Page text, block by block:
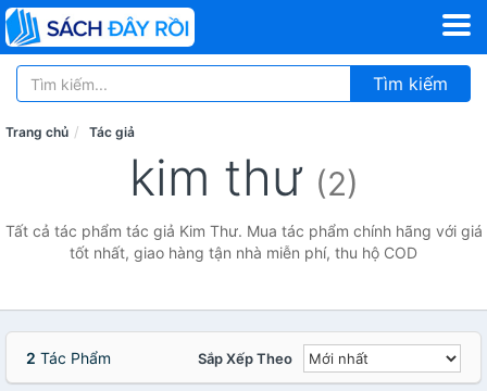
Tìm kiếm
Trang chủ Tác giả
kim thư (2)
Tất cả tác phẩm tác giả Kim Thư. Mua tác phẩm chính hãng với giá
tốt nhất, giao hàng tận nhà miễn phí, thu hộ COD
2 Tác Phẩm Sắp Xếp Theo